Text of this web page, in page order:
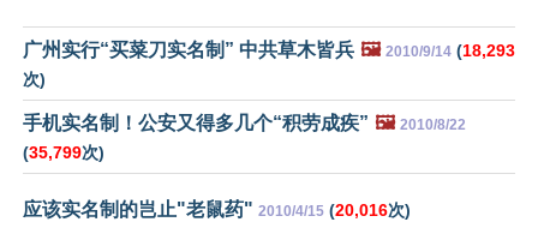
广州实行“买菜刀实名制” 中共草木皆兵 🖼️ 2010/9/14 (18,293
次)
手机实名制！公安又得多几个“积劳成疾” 🖼️ 2010/8/22
(35,799次)
应该实名制的岂止"老鼠药" 2010/4/15 (20,016次)